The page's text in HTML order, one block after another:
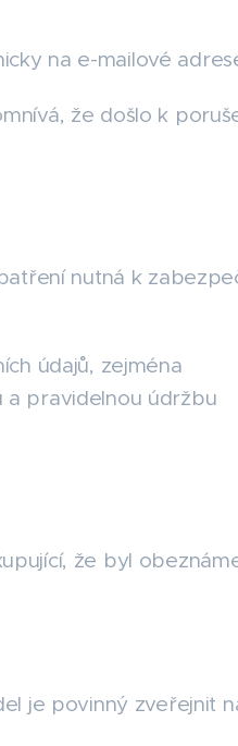
na e-mailové
že došlo k
nutná k
údajů, zejména
a pravidelnou údržbu
že byl
je povinný zveřejnit